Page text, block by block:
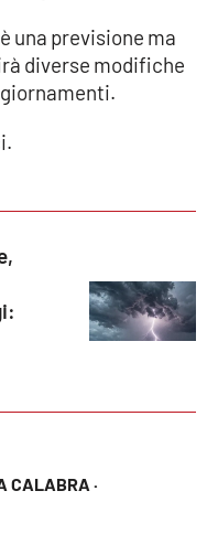
CALABRA ·
una previsione ma
diverse modifiche